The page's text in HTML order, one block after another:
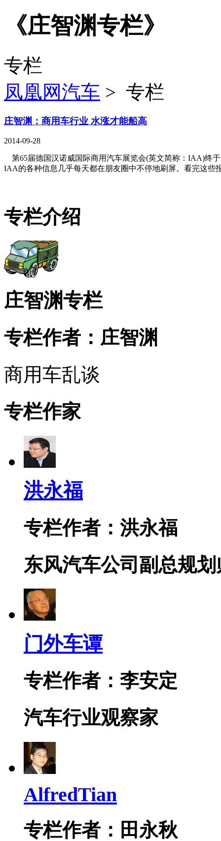
《庄智渊专栏》
专栏
凤凰网汽车 > 专栏
庄智渊：商用车行业 水涨才能船高
2014-09-28
第65届德国汉诺威国际商用汽车展览会(英文简称：IAA)终
IAA的各种信息几乎每天都在朋友圈中不停地刷屏。看完这些
专栏介绍
庄智渊专栏
专栏作者：庄智渊
商用车乱谈
专栏作家
洪永福
专栏作者：洪永福
东风汽车公司副总规划
门外车谭
专栏作者：李安定
汽车行业观察家
AlfredTian
专栏作者：田永秋